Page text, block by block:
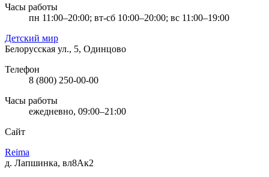
Часы работы
пн 11:00–20:00; вт-сб 10:00–20:00; вс 11:00–19:00
Детский мир
Белорусская ул., 5, Одинцово
Телефон
8 (800) 250-00-00
Часы работы
ежедневно, 09:00–21:00
Сайт
Reima
д. Лапшинка, вл8Ак2